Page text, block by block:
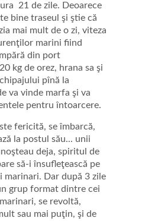
21 de zile. Deoarece
bine traseul şi ştie că
mai mult de o zi, viteza
marini fiind
din port
kg de orez, hrana sa şi
pînă la
va vinde marfa şi va
pentru întoarcere.
fericită, se îmbarcă,
la postul său... unii
deja, spiritul de
să-i însufleţească pe
marinari. Dar după 3 zile
grup format dintre cei
se revoltă,
sau mai puţin, şi de